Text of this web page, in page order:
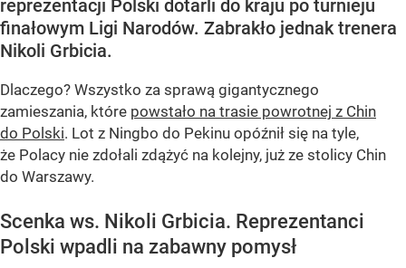
reprezentacji Polski dotarli do kraju po turnieju
finałowym Ligi Narodów. Zabrakło jednak trenera
Nikoli Grbicia.
Dlaczego? Wszystko za sprawą gigantycznego
zamieszania, które powstało na trasie powrotnej z Chin
do Polski. Lot z Ningbo do Pekinu opóźnił się na tyle,
że Polacy nie zdołali zdążyć na kolejny, już ze stolicy Chin
do Warszawy.
Scenka ws. Nikoli Grbicia. Reprezentanci
Polski wpadli na zabawny pomysł